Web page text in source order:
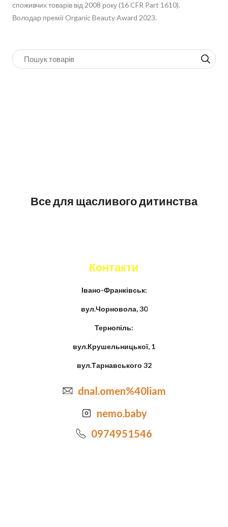
споживчих товарів від 2008 року (16 CFR Part 1610).
Володар премії Organic Beauty Award 2023.
Все для щасливого дитинства
Контакти
Івано-Франківськ:
вул.Чорновола, 30
Тернопіль:
вул.Крушельницької, 1
вул.Тарнавського 32
dnal.omen%40liam
nemo.baby
0974951546